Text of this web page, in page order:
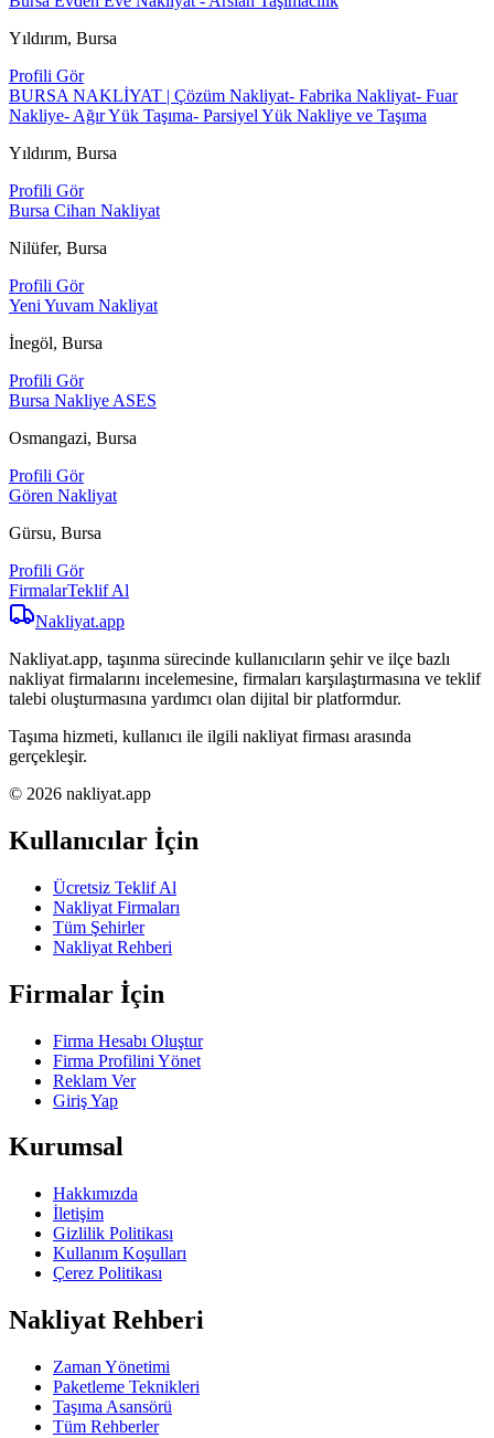
Yıldırım, Bursa
Profili Gör
BURSA NAKLİYAT | Çözüm Nakliyat- Fabrika Nakliyat- Fuar
Nakliye- Ağır Yük Taşıma- Parsiyel Yük Nakliye ve Taşıma
Yıldırım, Bursa
Profili Gör
Bursa Cihan Nakliyat
Nilüfer, Bursa
Profili Gör
Yeni Yuvam Nakliyat
İnegöl, Bursa
Profili Gör
Bursa Nakliye ASES
Osmangazi, Bursa
Profili Gör
Gören Nakliyat
Gürsu, Bursa
Profili Gör
FirmalarTeklif Al
Nakliyat.app
Nakliyat.app, taşınma sürecinde kullanıcıların şehir ve ilçe bazlı
nakliyat firmalarını incelemesine, firmaları karşılaştırmasına ve teklif
talebi oluşturmasına yardımcı olan dijital bir platformdur.
Taşıma hizmeti, kullanıcı ile ilgili nakliyat firması arasında
gerçekleşir.
© 2026 nakliyat.app
Kullanıcılar İçin
Ücretsiz Teklif Al
Nakliyat Firmaları
Tüm Şehirler
Nakliyat Rehberi
Firmalar İçin
Firma Hesabı Oluştur
Firma Profilini Yönet
Reklam Ver
Giriş Yap
Kurumsal
Hakkımızda
İletişim
Gizlilik Politikası
Kullanım Koşulları
Çerez Politikası
Nakliyat Rehberi
Zaman Yönetimi
Paketleme Teknikleri
Taşıma Asansörü
Tüm Rehberler